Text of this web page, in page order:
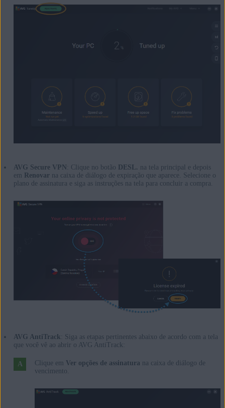
AVG Secure VPN : Clique no botão DESL. na tela principal e depois
em Renovarna caixa de diálogo de expiração que aparece. Selecione o
plano de assinatura e siga as instruções na tela para concluir a compra.
AVG AntiTrack : Siga as etapas pertinentes abaixo de acordo com a tela
que você vê ao abrir o AVG AntiTrack:
Clique em Ver opções de assinatura na caixa de diálogo de
vencimento.